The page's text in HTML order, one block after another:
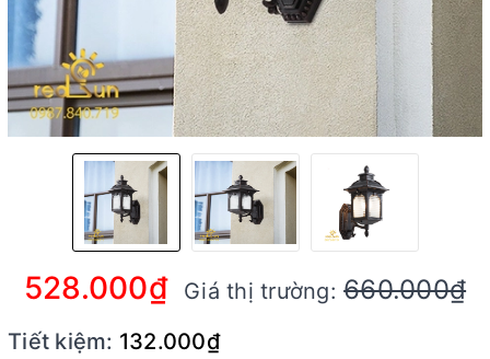
528.000₫ Giá thị trường:660.000₫
Tiết kiệm: 132.000₫